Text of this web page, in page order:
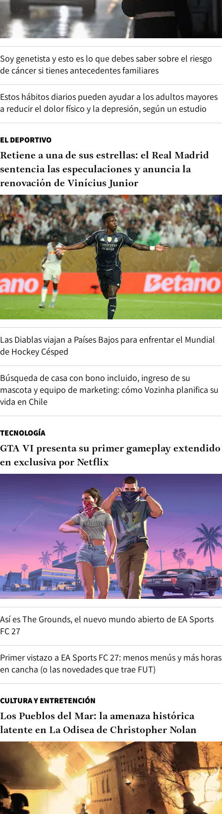
Soy genetista y esto es lo que debes saber sobre el riesgo
de cáncer si tienes antecedentes familiares
Estos hábitos diarios pueden ayudar a los adultos mayores
a reducir el dolor físico y la depresión, según un estudio
EL DEPORTIVO
Retiene a una de sus estrellas: el Real Madrid
sentencia las especulaciones y anuncia la
renovación de Vinícius Junior
Las Diablas viajan a Países Bajos para enfrentar el Mundial
de Hockey Césped
Búsqueda de casa con bono incluido, ingreso de su
mascota y equipo de marketing: cómo Vozinha planifica su
vida en Chile
TECNOLOGÍA
GTA VI presenta su primer gameplay extendido
en exclusiva por Netflix
Así es The Grounds, el nuevo mundo abierto de EA Sports
FC 27
Primer vistazo a EA Sports FC 27: menos menús y más horas
en cancha (o las novedades que trae FUT)
CULTURA Y ENTRETENCIÓN
Los Pueblos del Mar: la amenaza histórica
latente en La Odisea de Christopher Nolan